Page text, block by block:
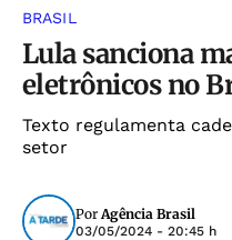
BRASIL
Lula sanciona
eletrônicos no
Texto regulamenta
setor
PorAgência Brasil
03/05/2024 - 20:45 h